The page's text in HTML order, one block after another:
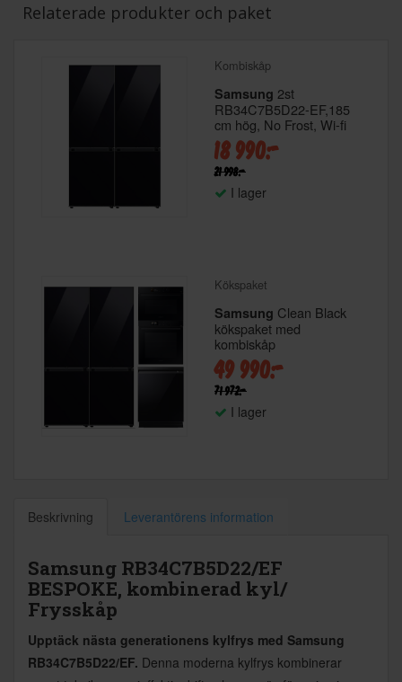
Relaterade produkter och paket
Kombiskåp
Samsung 2st
RB34C7B5D22-EF,185
cm hög, No Frost, Wi-fi
18 990:-
21 998:-
I lager
Kökspaket
Samsung Clean Black
kökspaket med
kombiskåp
49 990:-
71 972:-
I lager
Beskrivning Leverantörens information
Samsung RB34C7B5D22/EF
BESPOKE, kombinerad kyl/
Frysskåp
Upptäck nästa generationens kylfrys med Samsung
RB34C7B5D22/EF. Denna moderna kylfrys kombinerar